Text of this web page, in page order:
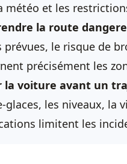
météo et les
la route
le risque de
précisément les
la voiture avant un
glaces, les niveaux, la
limitent les